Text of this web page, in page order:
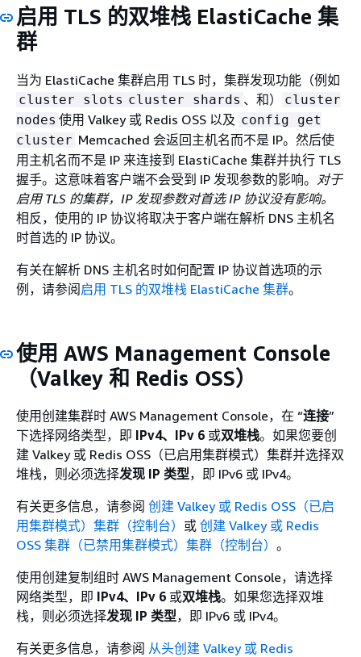
启用 TLS 的双堆栈 ElastiCache 集
群
当为 ElastiCache 集群启用 TLS 时，集群发现功能（例如
cluster slots cluster shards 、和）
cluster
nodes 使用 Valkey 或 Redis OSS 以及 config get
cluster Memcached 会返回主机名而不是 IP。然后使
用主机名而不是 IP 来连接到 ElastiCache 集群并执行 TLS
握手。这意味着客户端不会受到 IP 发现参数的影响。 对于
启用 TLS 的集群，IP 发现参数对首选 IP 协议没有影响。
相反，使用的 IP 协议将取决于客户端在解析 DNS 主机名
时首选的 IP 协议。
有关在解析 DNS 主机名时如何配置 IP 协议首选项的示
例，请参阅启用 TLS 的双堆栈 ElastiCache 集群。
使用 AWS Management Console
（Valkey 和 Redis OSS）
使用创建集群时 AWS Management Console，在 “连接”
下选择网络类型，即 IPv4、IPv 6 或双堆栈。如果您要创
建 Valkey 或 Redis OSS（已启用集群模式）集群并选择双
堆栈，则必须选择发现 IP 类型，即 IPv6 或 IPv4。
有关更多信息，请参阅 创建 Valkey 或 Redis OSS（已启
用集群模式）集群（控制台） 或 创建 Valkey 或 Redis
OSS 集群（已禁用集群模式）集群（控制台） 。
使用创建复制组时 AWS Management Console，请选择
网络类型，即 IPv4、IPv 6 或双堆栈。如果您选择双堆
栈，则必须选择发现 IP 类型，即 IPv6 或 IPv4。
有关更多信息，请参阅 从头创建 Valkey 或 Redis